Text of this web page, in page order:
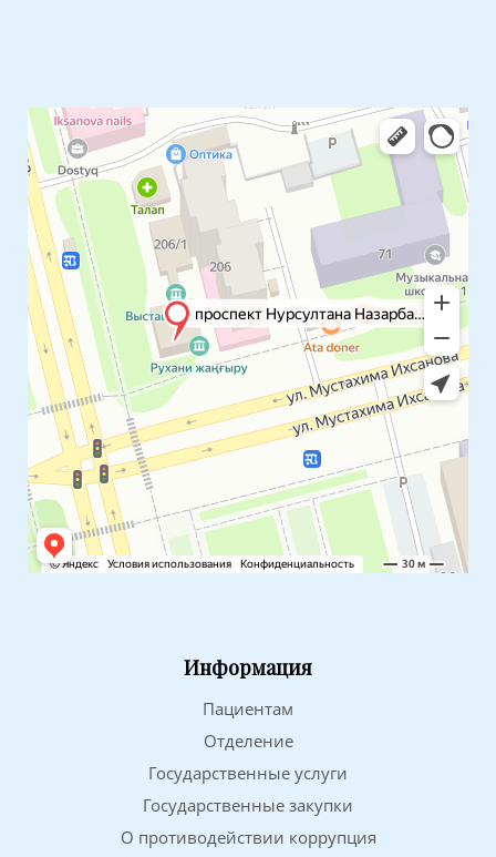
Информация
Пациентам
Отделение
Государственные услуги
Государственные закупки
О противодействии коррупция